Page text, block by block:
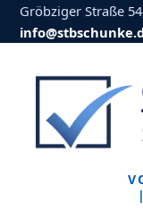
Gröbziger Straße